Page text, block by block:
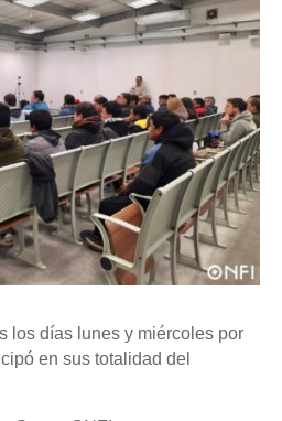
los días lunes y miércoles por
en sus totalidad del